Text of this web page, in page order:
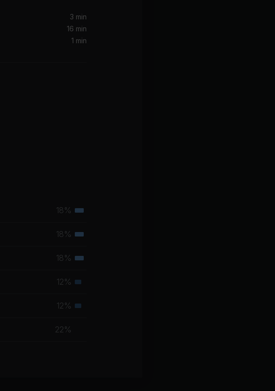
3 min
16 min
1 min
18% Tertiäre
18% Tertiäre
18% Tertiäre
12% Sekundäre
12% Sekundäre
22%